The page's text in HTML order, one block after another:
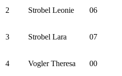
2 Strobel Leonie 06
3 Strobel Lara 07
4 Vogler Theresa 00